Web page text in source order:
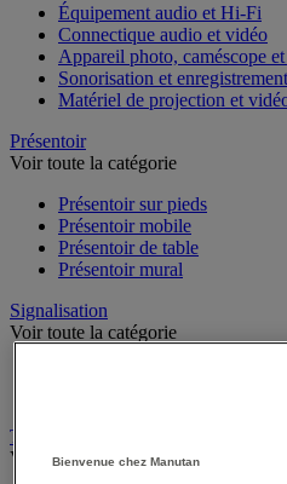
Équipement audio et Hi-Fi
Connectique audio et vidéo
Appareil photo, caméscope
Sonorisation et
Matériel de projection et
Présentoir
Voir toute la catégorie
Présentoir sur pieds
Présentoir mobile
Présentoir de table
Présentoir mural
Signalisation
Voir toute la catégorie
Tapis et caillebotis pour bureau et
Voir toute la catégorie
Bienvenue chez Manutan